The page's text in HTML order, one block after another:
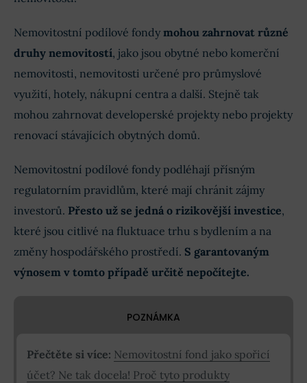
Nemovitostní podílové fondy mohou zahrnovat různé
druhy nemovitostí, jako jsou obytné nebo komerční
nemovitosti, nemovitosti určené pro průmyslové
využití, hotely, nákupní centra a další. Stejně tak
mohou zahrnovat developerské projekty nebo projekty
renovací stávajících obytných domů.
Nemovitostní podílové fondy podléhají přísným
regulatorním pravidlům, které mají chránit zájmy
investorů. Přesto už se jedná o rizikovější investice,
které jsou citlivé na fluktuace trhu s bydlením a na
změny hospodářského prostředí. S garantovaným
výnosem v tomto případě určitě nepočítejte.
POZNÁMKA
Přečtěte si více: Nemovitostní fond jako spořicí
účet? Ne tak docela! Proč tyto produkty